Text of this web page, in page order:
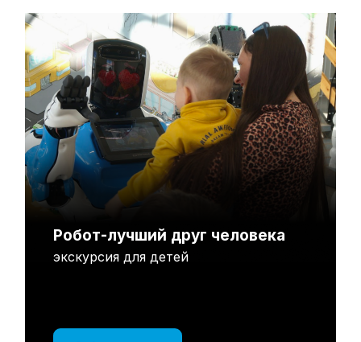
Робот-лучший друг человека
экскурсия для детей